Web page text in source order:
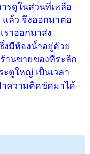
รดูในส่วนที่เหลือ
แล้ว จึงออกมาต่อ
ราออกมาส่ง
งมีห้องน้ำอยู่ด้วย
านขายของที่ระลึก
ตูใหญ่ เป็นเวลา
าความติดขัดมาได้